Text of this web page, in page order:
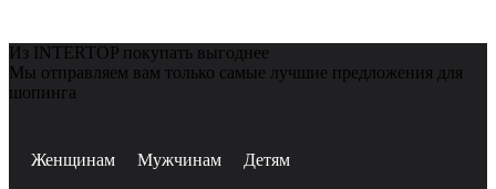
Из INTERTOP покупать выгоднее
Мы отправляем вам только самые лучшие предложения для
шопинга
Женщинам Мужчинам Детям